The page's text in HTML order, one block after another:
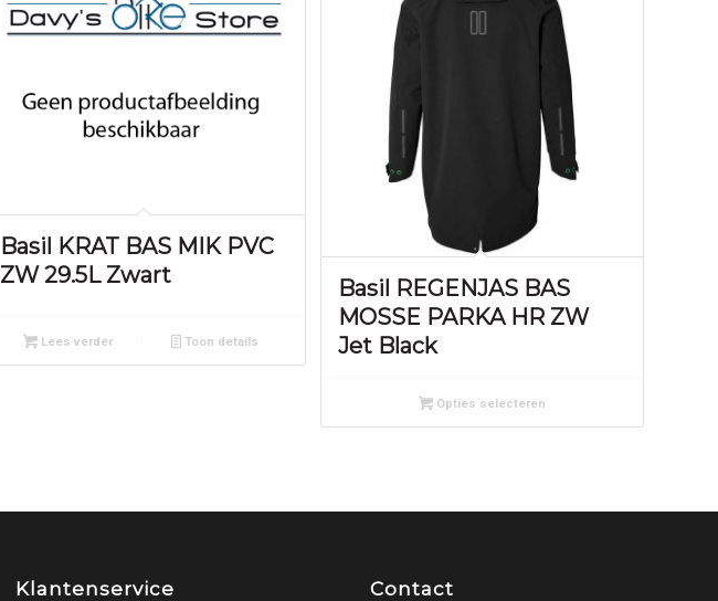
Basil KRAT BAS MIK PVC
ZW 29.5L Zwart
Lees verder Toon details
Basil REGENJAS BAS
MOSSE PARKA HR ZW
Jet Black
Opties selecteren
Klantenservice Contact